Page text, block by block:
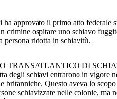
approvato il primo atto federale
crimine ospitare uno schiavo
persona ridotta in schiavitù.
TRANSATLANTICO DI
degli schiavi entrarono in vigore
britanniche. Questo aveva lo
schiavizzate nelle colonie, ma